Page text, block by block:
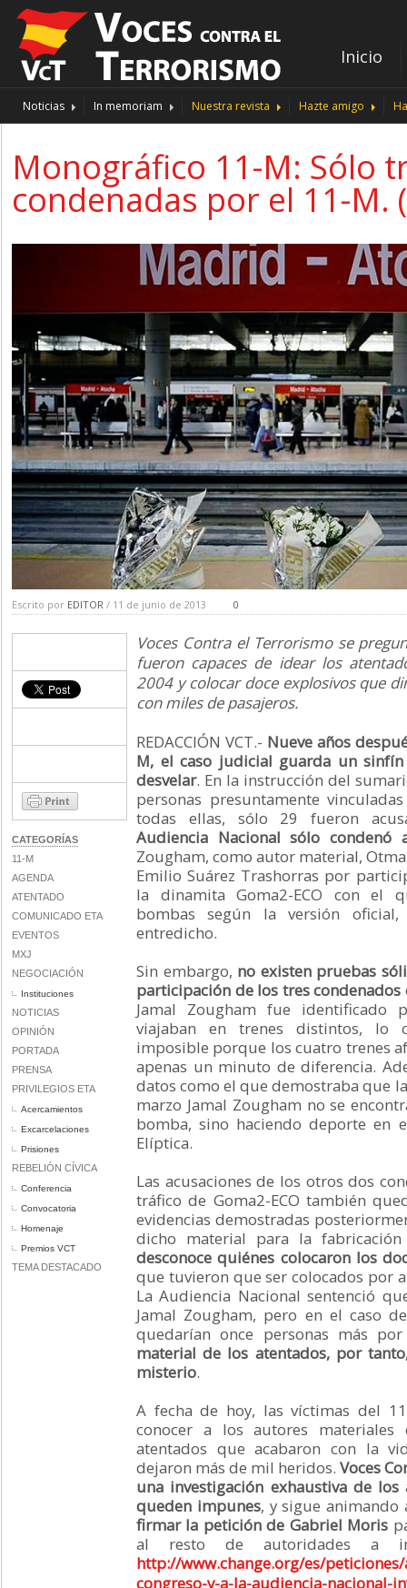
Inicio
Noticias In memoriam Nuestra revista Hazte amigo
Monográfico 11-M: Sólo
condenadas por el 11-M.
Escrito por EDITOR / 11 de junio de 2013 0
CATEGORÍAS
11-M
AGENDA
ATENTADO
COMUNICADO ETA
EVENTOS
MXJ
NEGOCIACIÓN
Instituciones
NOTICIAS
OPINIÓN
PORTADA
PRENSA
PRIVILEGIOS ETA
Acercamientos
Excarcelaciones
Prisiones
REBELIÓN CÍVICA
Conferencia
Convocatoria
Homenaje
Premios VCT
TEMA DESTACADO
Voces Contra el Terrorismo se
fueron capaces de idear los
2004 y colocar doce explosivos que
con miles de pasajeros.
REDACCIÓN VCT.- Nueve años
M, el caso judicial guarda un
desvelar. En la instrucción del
personas presuntamente
todas ellas, sólo 29 fueron
Audiencia Nacional sólo condenó
Zougham, como autor material,
Emilio Suárez Trashorras por
la dinamita Goma2-ECO con el
bombas según la versión
entredicho.
Sin embargo, no existen pruebas
participación de los tres condenados
Jamal Zougham fue identificado
viajaban en trenes distintos, lo
imposible porque los cuatro trenes
apenas un minuto de diferencia.
datos como el que demostraba que
marzo Jamal Zougham no se
bomba, sino haciendo deporte en
Elíptica.
Las acusaciones de los otros dos
tráfico de Goma2-ECO también
evidencias demostradas
dicho material para la
desconoce quiénes colocaron los
que tuvieron que ser colocados por
La Audiencia Nacional sentenció
Jamal Zougham, pero en el caso
quedarían once personas más
material de los atentados, por
misterio.
A fecha de hoy, las víctimas del
conocer a los autores
atentados que acabaron con la
dejaron más de mil heridos. Voces
una investigación exhaustiva de
queden impunes, y sigue animando
firmar la petición de Gabriel Moris
al resto de autoridades a
http://www.change.org/es/
congreso-y-a-la-audiencia-nacional-